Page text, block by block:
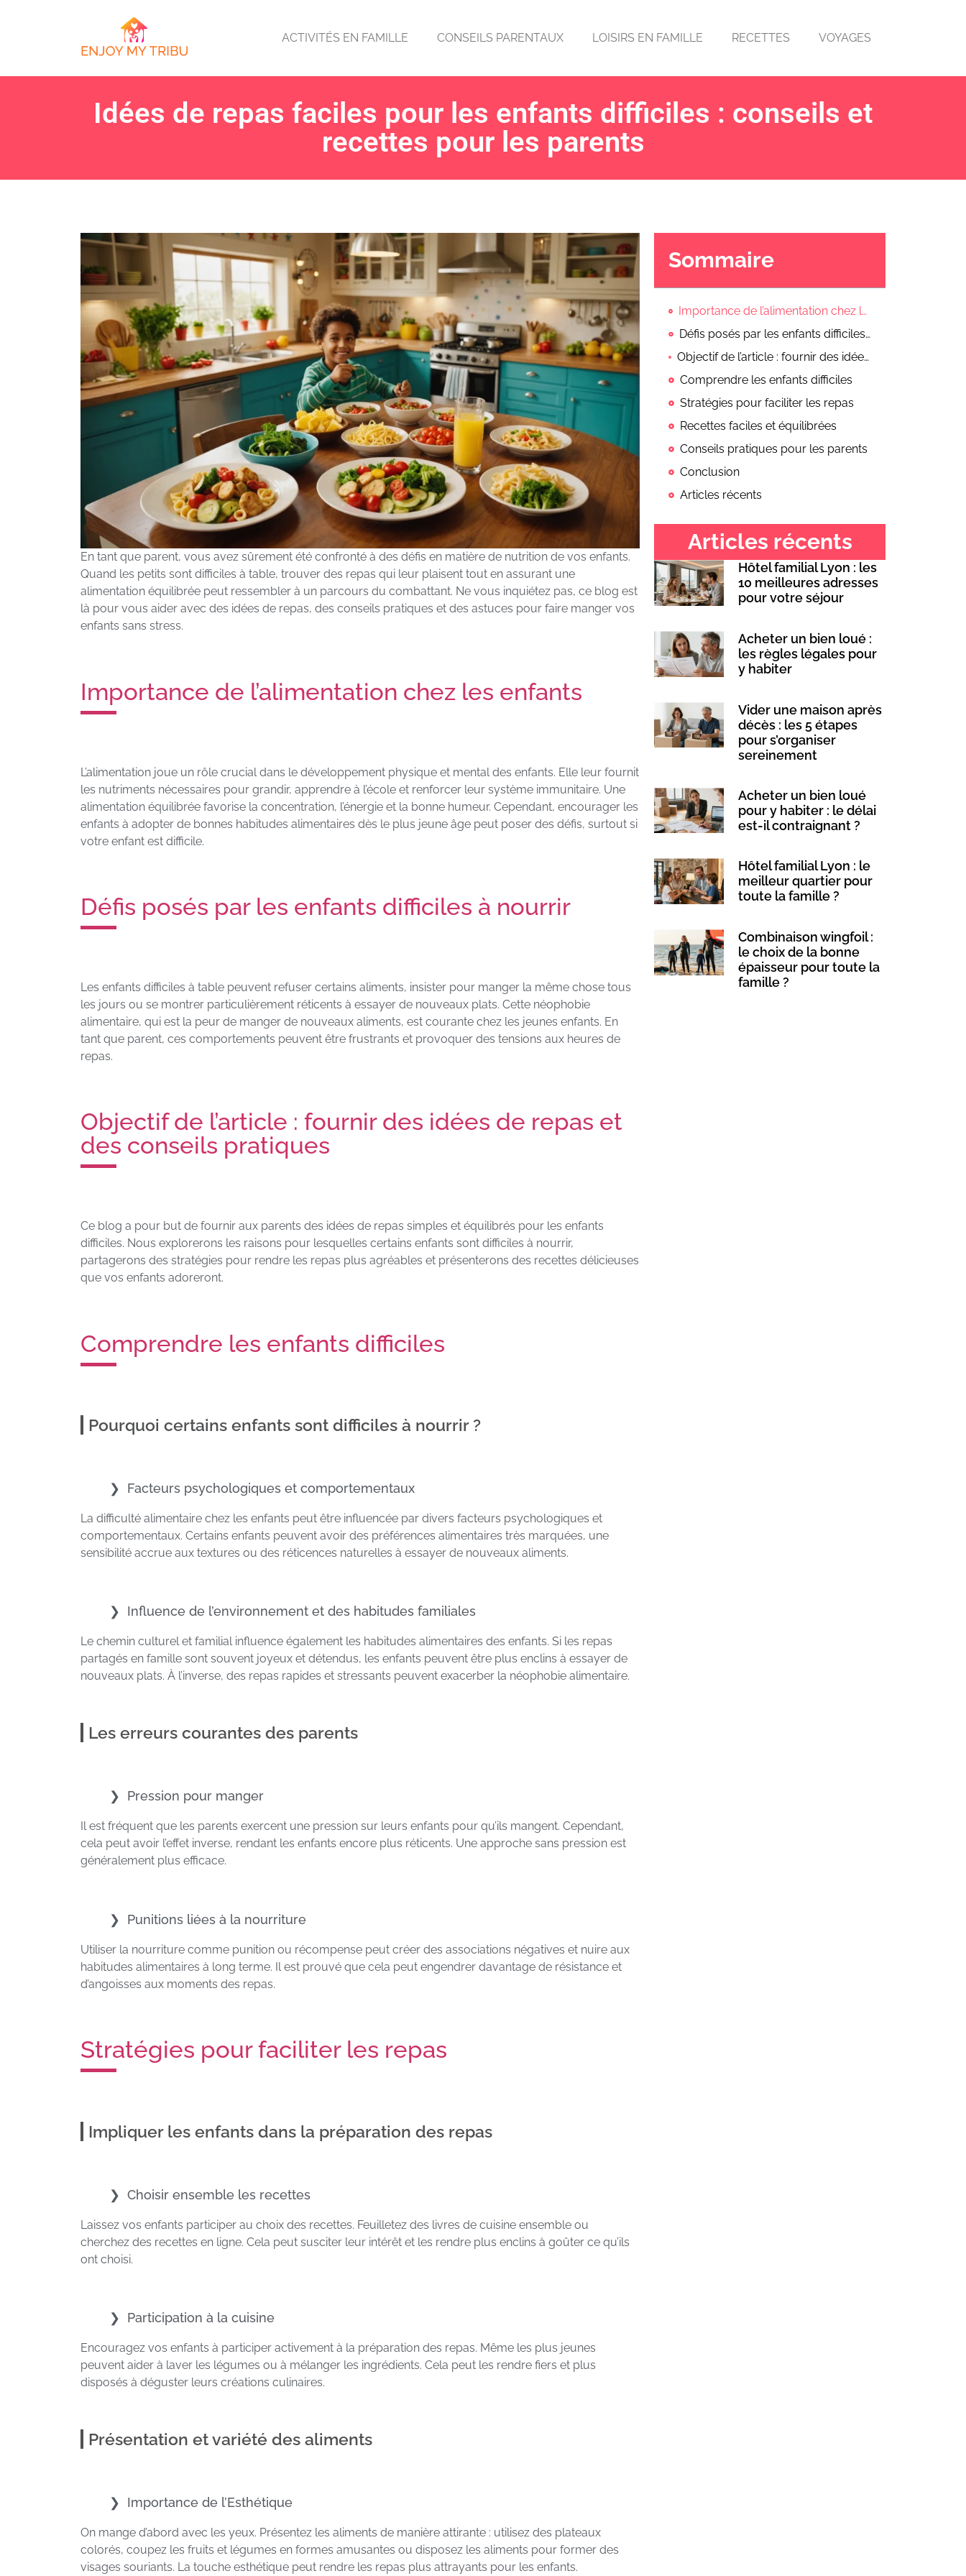
ACTIVITÉS EN FAMILLE CONSEILS PARENTAUX LOISIRS EN FAMILLE RECETTES VOYAGES
Idées de repas faciles pour les enfants difficiles : conseils et
recettes pour les parents
En tant que parent, vous avez sûrement été confronté à des défis en matière de nutrition de vos enfants.
Quand les petits sont difficiles à table, trouver des repas qui leur plaisent tout en assurant une
alimentation équilibrée peut ressembler à un parcours du combattant. Ne vous inquiétez pas, ce blog est
là pour vous aider avec des idées de repas, des conseils pratiques et des astuces pour faire manger vos
enfants sans stress.
Importance de l’alimentation chez les enfants
L’alimentation joue un rôle crucial dans le développement physique et mental des enfants. Elle leur fournit
les nutriments nécessaires pour grandir, apprendre à l’école et renforcer leur système immunitaire. Une
alimentation équilibrée favorise la concentration, l’énergie et la bonne humeur. Cependant, encourager les
enfants à adopter de bonnes habitudes alimentaires dès le plus jeune âge peut poser des défis, surtout si
votre enfant est difficile.
Défis posés par les enfants difficiles à nourrir
Les enfants difficiles à table peuvent refuser certains aliments, insister pour manger la même chose tous
les jours ou se montrer particulièrement réticents à essayer de nouveaux plats. Cette néophobie
alimentaire, qui est la peur de manger de nouveaux aliments, est courante chez les jeunes enfants. En
tant que parent, ces comportements peuvent être frustrants et provoquer des tensions aux heures de
repas.
Objectif de l’article : fournir des idées de repas et
des conseils pratiques
Ce blog a pour but de fournir aux parents des idées de repas simples et équilibrés pour les enfants
difficiles. Nous explorerons les raisons pour lesquelles certains enfants sont difficiles à nourrir,
partagerons des stratégies pour rendre les repas plus agréables et présenterons des recettes délicieuses
que vos enfants adoreront.
Comprendre les enfants difficiles
Pourquoi certains enfants sont difficiles à nourrir ?
Facteurs psychologiques et comportementaux
La difficulté alimentaire chez les enfants peut être influencée par divers facteurs psychologiques et
comportementaux. Certains enfants peuvent avoir des préférences alimentaires très marquées, une
sensibilité accrue aux textures ou des réticences naturelles à essayer de nouveaux aliments.
Influence de l’environnement et des habitudes familiales
Le chemin culturel et familial influence également les habitudes alimentaires des enfants. Si les repas
partagés en famille sont souvent joyeux et détendus, les enfants peuvent être plus enclins à essayer de
nouveaux plats. À l’inverse, des repas rapides et stressants peuvent exacerber la néophobie alimentaire.
Les erreurs courantes des parents
Pression pour manger
Il est fréquent que les parents exercent une pression sur leurs enfants pour qu’ils mangent. Cependant,
cela peut avoir l’effet inverse, rendant les enfants encore plus réticents. Une approche sans pression est
généralement plus efficace.
Punitions liées à la nourriture
Utiliser la nourriture comme punition ou récompense peut créer des associations négatives et nuire aux
habitudes alimentaires à long terme. Il est prouvé que cela peut engendrer davantage de résistance et
d’angoisses aux moments des repas.
Stratégies pour faciliter les repas
Impliquer les enfants dans la préparation des repas
Choisir ensemble les recettes
Laissez vos enfants participer au choix des recettes. Feuilletez des livres de cuisine ensemble ou
cherchez des recettes en ligne. Cela peut susciter leur intérêt et les rendre plus enclins à goûter ce qu’ils
ont choisi.
Participation à la cuisine
Encouragez vos enfants à participer activement à la préparation des repas. Même les plus jeunes
peuvent aider à laver les légumes ou à mélanger les ingrédients. Cela peut les rendre fiers et plus
disposés à déguster leurs créations culinaires.
Présentation et variété des aliments
Importance de l’Esthétique
On mange d’abord avec les yeux. Présentez les aliments de manière attirante : utilisez des plateaux
colorés, coupez les fruits et légumes en formes amusantes ou disposez les aliments pour former des
visages souriants. La touche esthétique peut rendre les repas plus attrayants pour les enfants.
Sommaire
Importance de l’alimentation chez les enfants
Défis posés par les enfants difficiles à nourrir
Objectif de l’article : fournir des idées de repas et des conseils pratiques
Comprendre les enfants difficiles
Stratégies pour faciliter les repas
Recettes faciles et équilibrées
Conseils pratiques pour les parents
Conclusion
Articles récents
Articles récents
Hôtel familial Lyon : les
10 meilleures adresses
pour votre séjour
Acheter un bien loué :
les règles légales pour
y habiter
Vider une maison après
décès : les 5 étapes
pour s’organiser
sereinement
Acheter un bien loué
pour y habiter : le délai
est-il contraignant ?
Hôtel familial Lyon : le
meilleur quartier pour
toute la famille ?
Combinaison wingfoil :
le choix de la bonne
épaisseur pour toute la
famille ?